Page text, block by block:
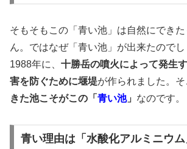
そもそもこの「青い池」は自然にでき
ん。ではなぜ「青い池」が出来たので
1988年に、 十勝岳の噴火によって発生
害を防ぐために堰堤が作られました。そ
きた池こそがこの「 青い池」 なのです。
青い理由は「水酸化アルミニウム